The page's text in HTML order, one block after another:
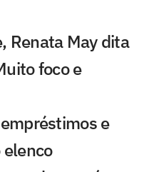
Renata May dita
foco e
e